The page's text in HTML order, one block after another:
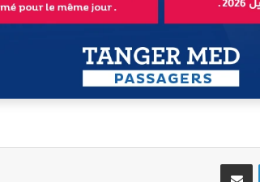
لينكدإن مشاركة عبر البريد